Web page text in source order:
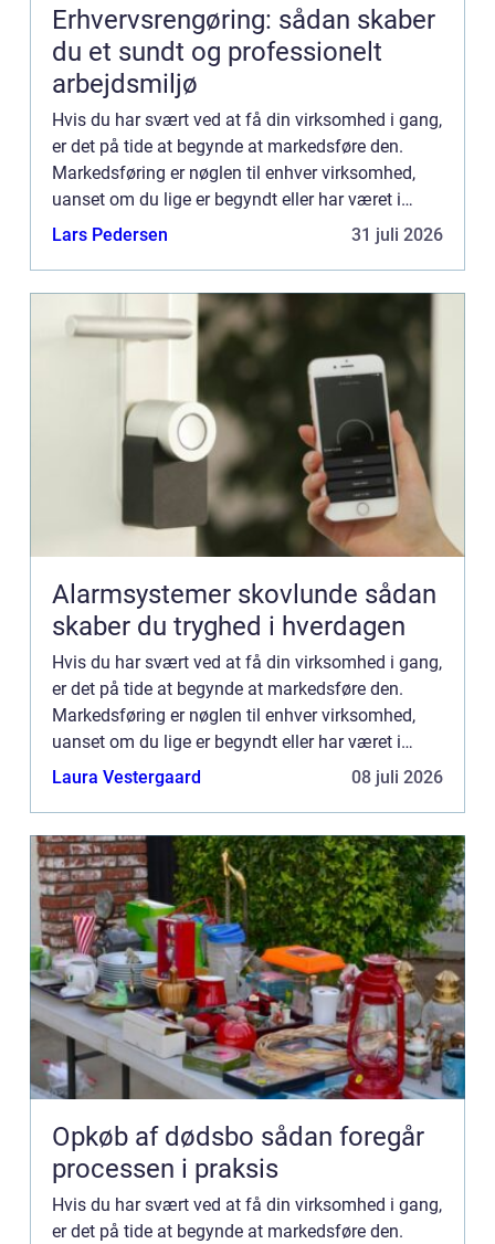
Erhvervsrengøring: sådan skaber
du et sundt og professionelt
arbejdsmiljø
Hvis du har svært ved at få din virksomhed i gang,
er det på tide at begynde at markedsføre den.
Markedsføring er nøglen til enhver virksomhed,
uanset om du lige er begyndt eller har været i
gang i årevis. Men hvor skal du mon starte? Hvis
Lars Pedersen 31 juli 2026
Alarmsystemer skovlunde sådan
skaber du tryghed i hverdagen
Hvis du har svært ved at få din virksomhed i gang,
er det på tide at begynde at markedsføre den.
Markedsføring er nøglen til enhver virksomhed,
uanset om du lige er begyndt eller har været i
gang i årevis. Men hvor skal du mon starte? Hvis
Laura Vestergaard 08 juli 2026
Opkøb af dødsbo sådan foregår
processen i praksis
Hvis du har svært ved at få din virksomhed i gang,
er det på tide at begynde at markedsføre den.